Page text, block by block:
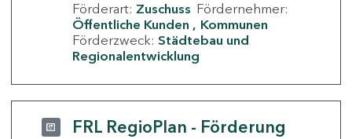
Förderart: Zuschuss Fördernehmer:
Öffentliche Kunden
Kommunen
Förderzweck: Städtebau und
Regionalentwicklung
FRL RegioPlan - Förderung